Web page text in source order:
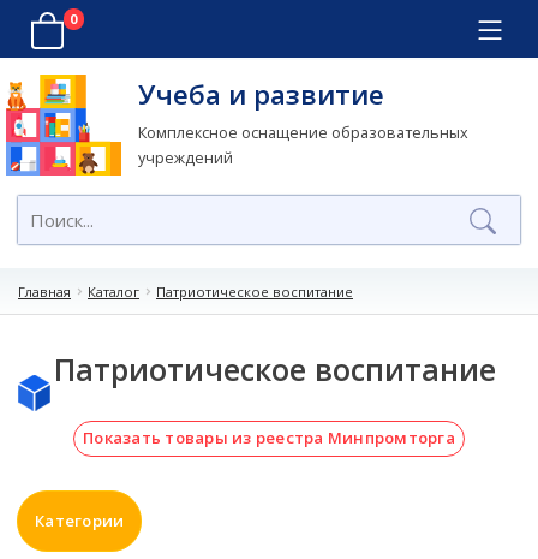
0
Учеба и развитие
Комплексное оснащение образовательных
учреждений
Главная Каталог Патриотическое воспитание
Патриотическое воспитание
Показать товары из реестра Минпромторга
Категории